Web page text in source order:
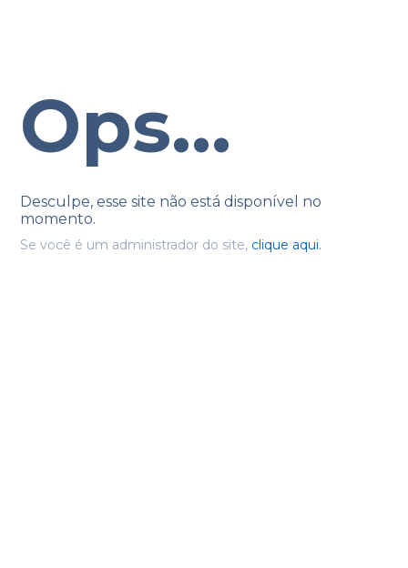
Ops...
Desculpe, esse site não está disponível no
momento.
Se você é um administrador do site, clique aqui.